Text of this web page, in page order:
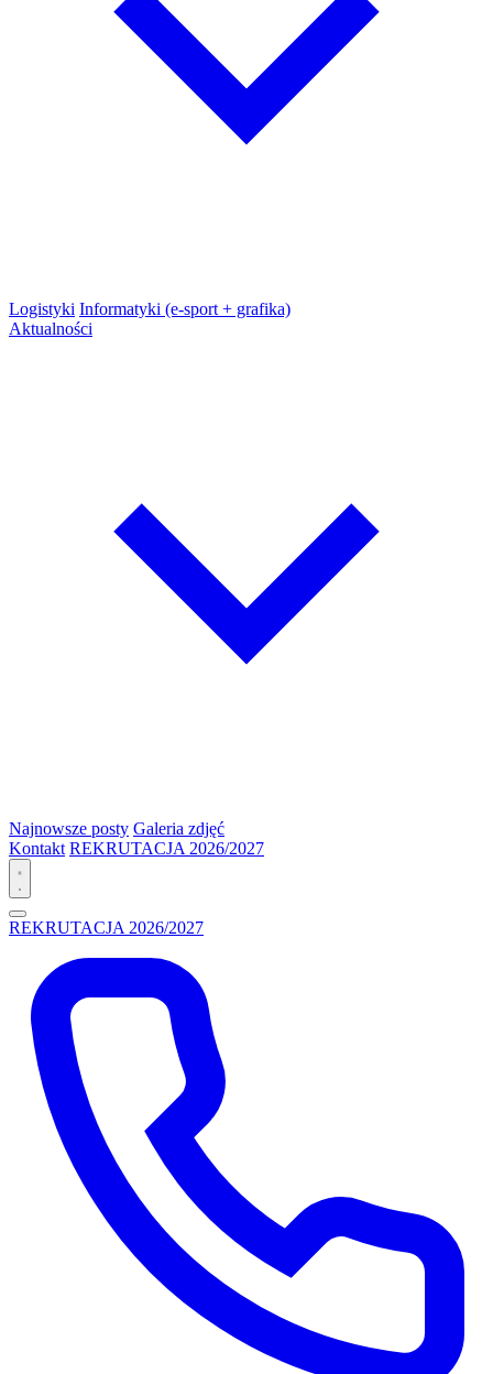
Logistyki Informatyki (e-sport + grafika)
Aktualności
Najnowsze posty Galeria zdjęć
Kontakt REKRUTACJA 2026/2027
REKRUTACJA 2026/2027